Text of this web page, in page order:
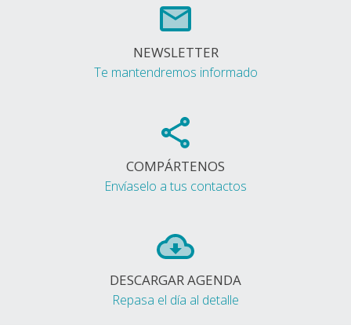
NEWSLETTER
Te mantendremos informado
COMPÁRTENOS
Envíaselo a tus contactos
DESCARGAR AGENDA
Repasa el día al detalle